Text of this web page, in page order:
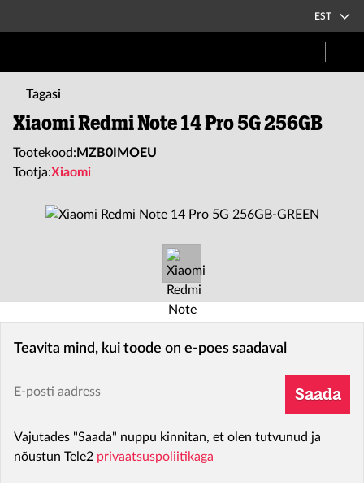
EST
Tagasi
Xiaomi Redmi Note 14 Pro 5G 256GB
Tootekood: MZB0IMOEU
Tootja:Xiaomi
Teavita mind, kui toode on e-poes saadaval
E-posti aadress
Saada
Vajutades "Saada" nuppu kinnitan, et olen tutvunud ja
nõustun Tele2 privaatsuspoliitikaga